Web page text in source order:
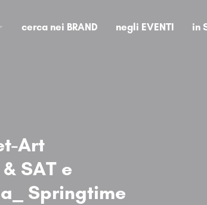
cerca nei BRAND negli EVENTI in
Art
SAT e
Springtime